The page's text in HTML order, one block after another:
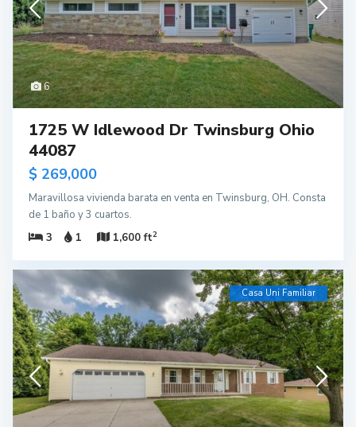
6
1725 W Idlewood Dr Twinsburg Ohio
44087
$ 269,000
Maravillosa vivienda barata en venta en Twinsburg, OH. Consta
de 1 baño y 3 cuartos.
3
1 1,600 ft2
Casa Uni Familiar